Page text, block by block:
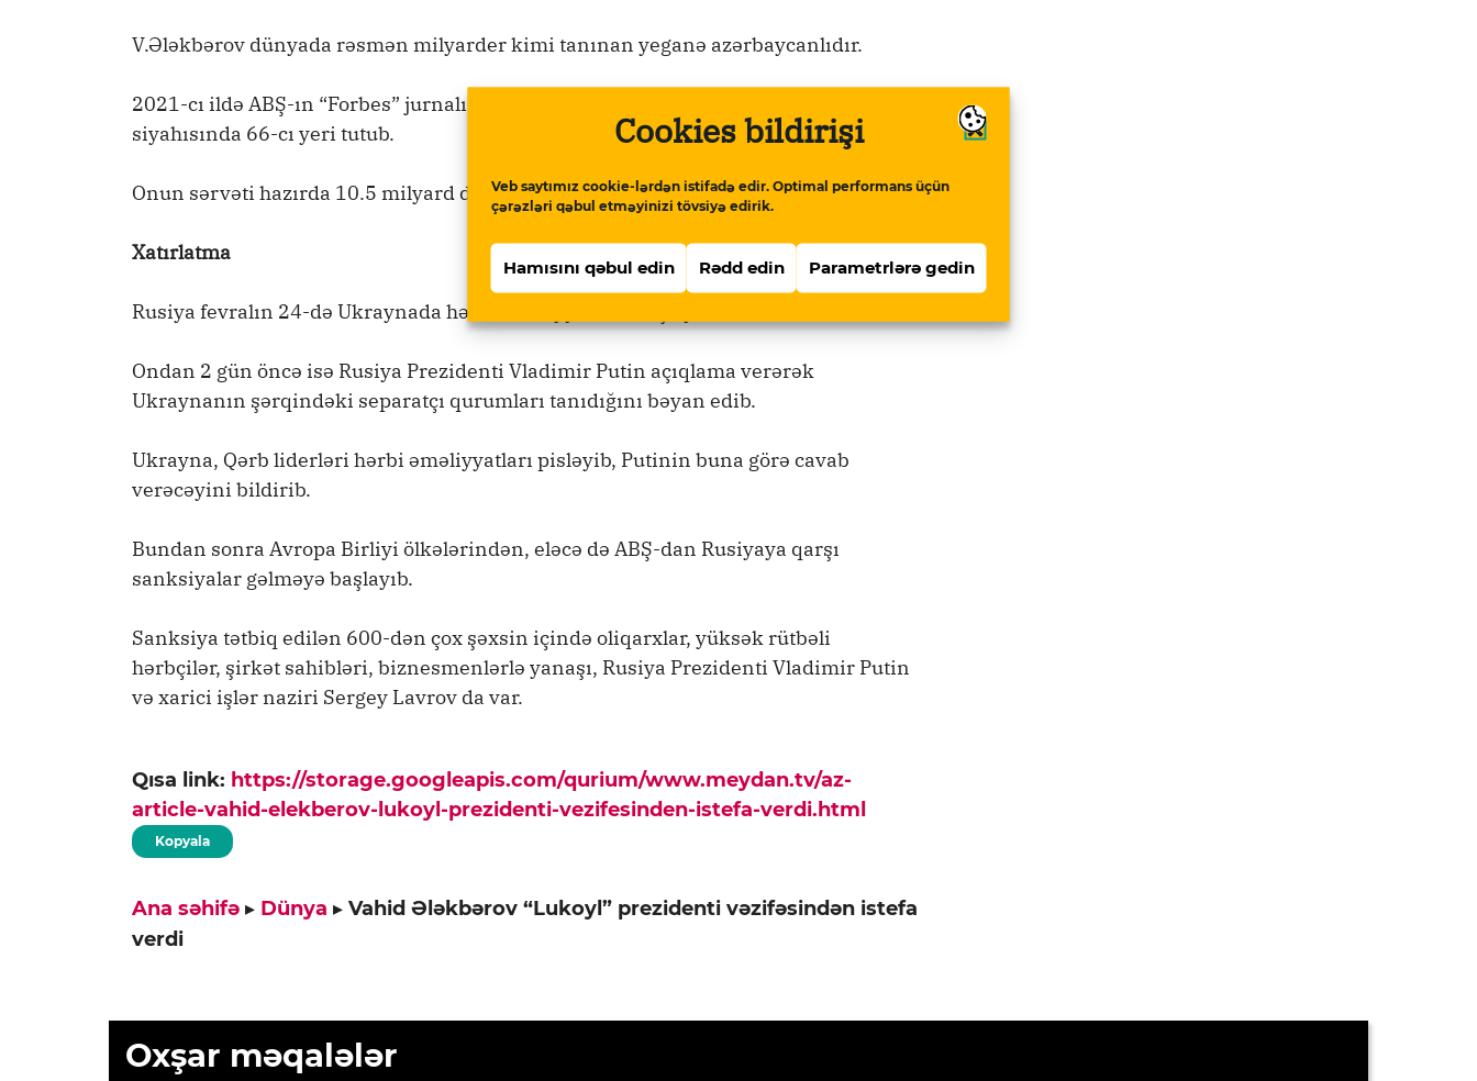
Cookies bildirişi
Veb saytımız cookie-lərdən istifadə edir. Optimal performans üçün
çərəzləri qəbul etməyinizi tövsiyə edirik.
Hamısını qəbul edin Rədd edin Parametrlərə gedin
V.Ələkbərov dünyada rəsmən milyarder kimi tanınan yeganə azərbaycanlıdır.
2021-cı ildə ABŞ-ın “Forbes” jurnalının tərtib etdiyi ən varlı adamlarının
siyahısında 66-cı yeri tutub.
Onun sərvəti hazırda 10.5 milyard dollar həcmindəqiymətləndirilir.
Xatırlatma
Rusiya fevralın 24-də Ukraynada hərbi əməliyyatlara başlayıb.
Ondan 2 gün öncə isə Rusiya Prezidenti Vladimir Putin açıqlama verərək
Ukraynanın şərqindəki separatçı qurumları tanıdığını bəyan edib.
Ukrayna, Qərb liderləri hərbi əməliyyatları pisləyib, Putinin buna görə cavab
verəcəyini bildirib.
Bundan sonra Avropa Birliyi ölkələrindən, eləcə də ABŞ-dan Rusiyaya qarşı
sanksiyalar gəlməyə başlayıb.
Sanksiya tətbiq edilən 600-dən çox şəxsin içində oliqarxlar, yüksək rütbəli
hərbçilər, şirkət sahibləri, biznesmenlərlə yanaşı, Rusiya Prezidenti Vladimir Putin
və xarici işlər naziri Sergey Lavrov da var.
Qısa link: https://storage.googleapis.com/qurium/www.meydan.tv/az-
article-vahid-elekberov-lukoyl-prezidenti-vezifesinden-istefa-verdi.html
Kopyala
Ana səhifə ▸ Dünya ▸ Vahid Ələkbərov “Lukoyl” prezidenti vəzifəsindən istefa
verdi
Oxşar məqalələr